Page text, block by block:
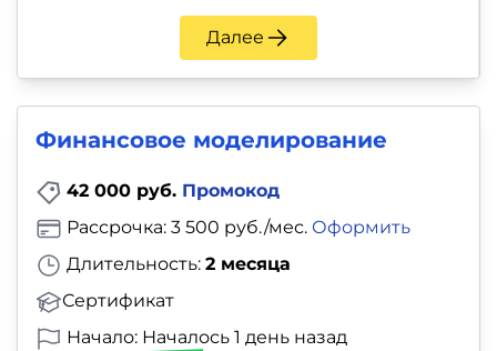
Далее
Финансовое моделирование
42 000 руб. Промокод
Длительность: 2 месяца
Сертификат
Рассрочка: 3 500 руб./мес. Оформить
Начало: Началось 1 день назад